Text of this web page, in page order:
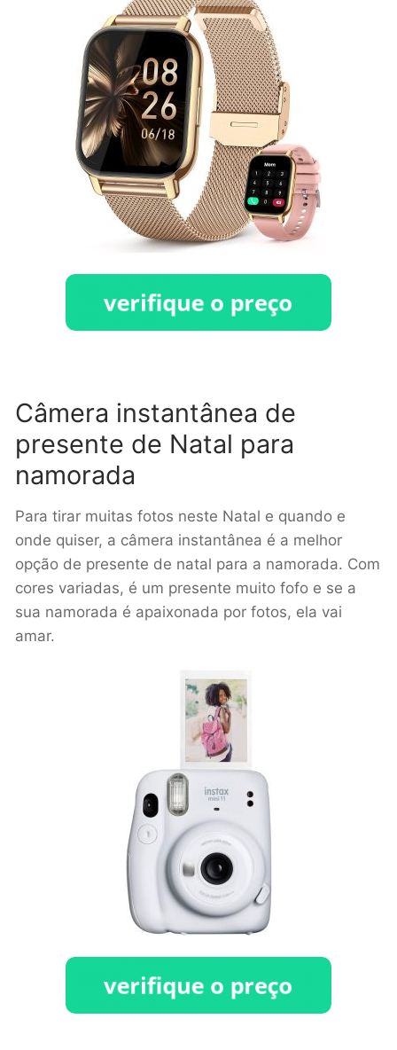
Câmera instantânea de
presente de Natal para
namorada
Para tirar muitas fotos neste Natal e quando e
onde quiser, a câmera instantânea é a melhor
opção de presente de natal para a namorada. Com
cores variadas, é um presente muito fofo e se a
sua namorada é apaixonada por fotos, ela vai
amar.